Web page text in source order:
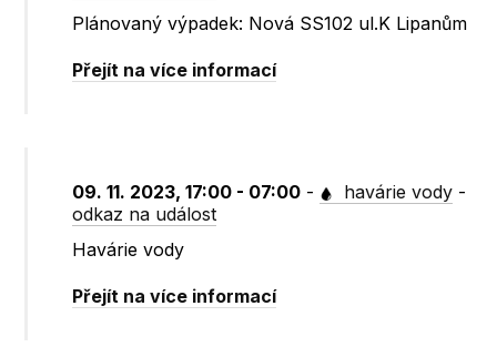
Plánovaný výpadek: Nová SS102 ul.K Lipanům
Přejít na více informací
09. 11. 2023, 17:00 - 07:00 - havárie vody -
odkaz na událost
Havárie vody
Přejít na více informací